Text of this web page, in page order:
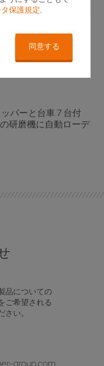
保護規定.
同意する
270
パーと台車 7 台付
研磨機に自動ローデ
品についての
ご希望される
い。
group.com